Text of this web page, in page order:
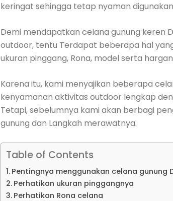
keringat sehingga tetap nyaman
Demi mendapatkan celana gunung keren
outdoor, tentu Terdapat beberapa hal
ukuran pinggang, Rona, model serta
Karena itu, kami menyajikan beberapa
kenyamanan aktivitas outdoor lengkap
Tetapi, sebelumnya kami akan berbagi
gunung dan Langkah merawatnya.
Table of Contents
Pentingnya menggunakan celana gunung
Perhatikan ukuran pinggangnya
Perhatikan Rona celana